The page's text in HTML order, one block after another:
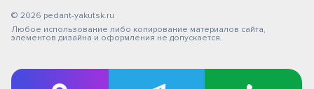
© 2026 pedant-yakutsk.ru
Любое использование либо копирование материалов сайта,
элементов дизайна и оформления не допускается.